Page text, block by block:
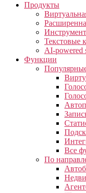
Продукты
Текстовые
AI-powered
Функции
Все
По